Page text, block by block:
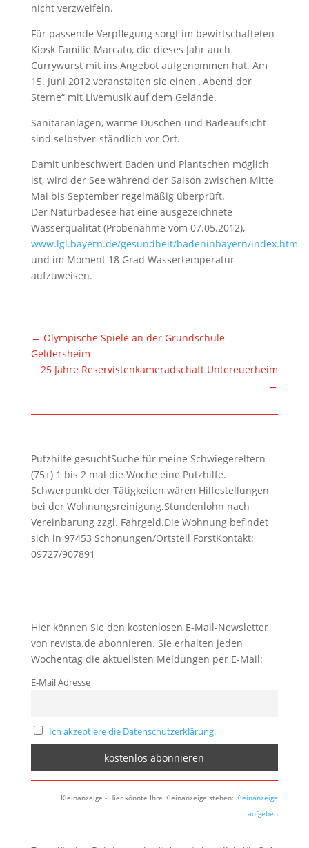
nicht verzweifeln.
Für passende Verpflegung sorgt im bewirtschafteten
Kiosk Familie Marcato, die dieses Jahr auch
Currywurst mit ins Angebot aufgenommen hat. Am
15. Juni 2012 veranstalten sie einen „Abend der
Sterne“ mit Livemusik auf dem Gelände.
Sanitäranlagen, warme Duschen und Badeaufsicht
sind selbstver-ständlich vor Ort.
Damit unbeschwert Baden und Plantschen möglich
ist, wird der See während der Saison zwischen Mitte
Mai bis September regelmäßig überprüft.
Der Naturbadesee hat eine ausgezeichnete
Wasserqualität (Probenahme vom 07.05.2012),
www.lgl.bayern.de/gesundheit/badeninbayern/index.htm
und im Moment 18 Grad Wassertemperatur
aufzuweisen.
← Olympische Spiele an der Grundschule
Geldersheim
25 Jahre Reservistenkameradschaft Untereuerheim
→
Putzhilfe gesuchtSuche für meine Schwiegereltern
(75+) 1 bis 2 mal die Woche eine Putzhilfe.
Schwerpunkt der Tätigkeiten wären Hilfestellungen
bei der Wohnungsreinigung.Stundenlohn nach
Vereinbarung zzgl. Fahrgeld.Die Wohnung befindet
sich in 97453 Schonungen/Ortsteil ForstKontakt:
09727/907891
Hier können Sie den kostenlosen E-Mail-Newsletter
von revista.de abonnieren. Sie erhalten jeden
Wochentag die aktuellsten Meldungen per E-Mail:
E-Mail Adresse
Ich akzeptiere die Datenschutzerklärung.
Kleinanzeige - Hier könnte Ihre Kleinanzeige stehen: Kleinanzeige
aufgeben